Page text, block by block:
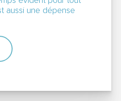
aussi une dépense